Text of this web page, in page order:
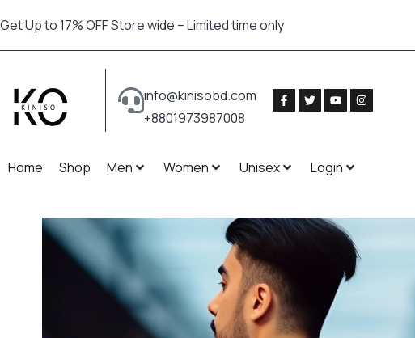
Get Up to 17% OFF Store wide – Limited time only
info@kinisobd.com
+8801973987008
Home Shop Men Women Unisex Login